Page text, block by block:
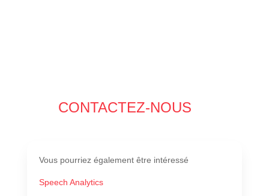
CONTACTEZ-NOUS
Vous pourriez également être intéressé
Speech Analytics